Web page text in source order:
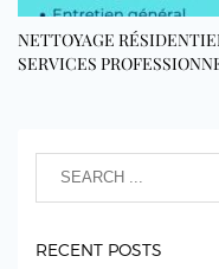
NETTOYAGE
SERVICES
RECENT POSTS